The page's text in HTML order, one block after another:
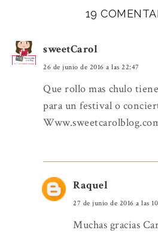
19
sweetCarol
26 de junio de 2016 a las 22:47
Que rollo mas chulo
para un festival o
Raquel
27 de junio de 2016 a las
Muchas gracias